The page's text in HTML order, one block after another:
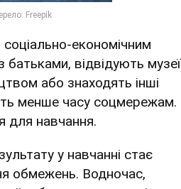
економічним
відвідують музеї
або знаходять інші
менше часу соцмережам.
для навчання.
у навчанні стає
обмежень. Водночас,